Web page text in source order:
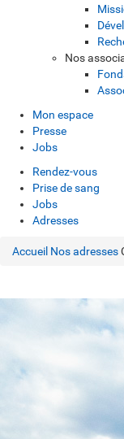
Nos
Mon espace
Presse
Jobs
Rendez-vous
Prise de sang
Jobs
Adresses
Accueil Nos adresses